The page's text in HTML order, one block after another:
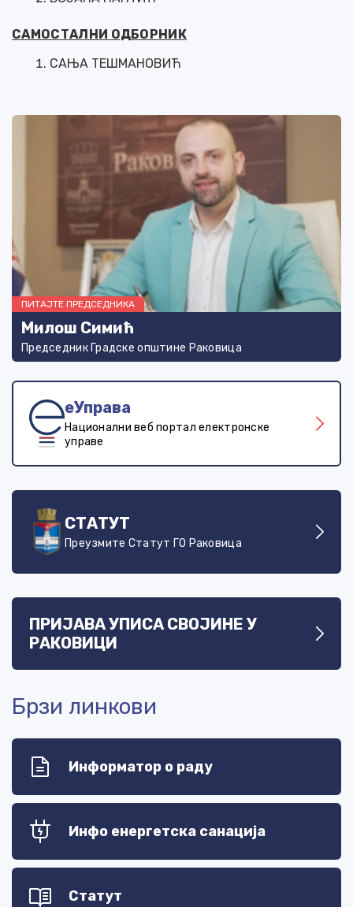
САМОСТАЛНИ ОДБОРНИК
САЊА ТЕШМАНОВИЋ
ПИТАЈТЕ ПРЕДСЕДНИКА
Милош Симић
Председник Градске општине Раковица
еУправа
Национални веб портал електронске
управе
СТАТУТ
Преузмите Статут ГО Раковица
ПРИЈАВА УПИСА СВОЈИНЕ У
РАКОВИЦИ
Брзи линкови
Информатор о раду
Инфо енергетска санација
Статут